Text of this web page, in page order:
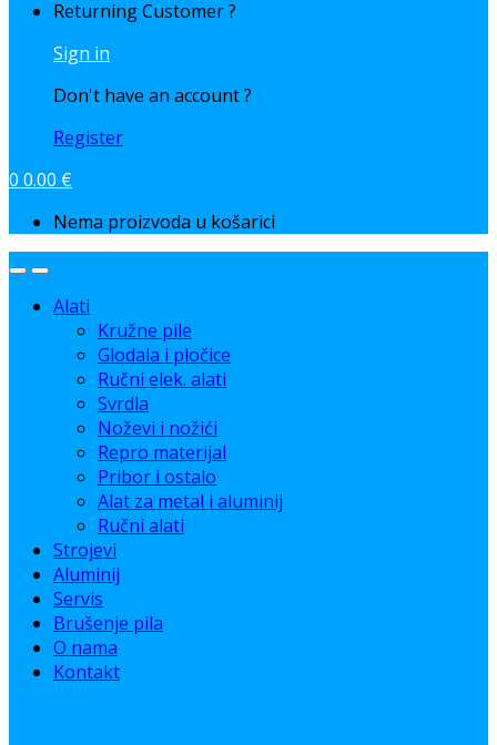
Returning Customer ?
Sign in
Don't have an account ?
Register
0 0.00 €
Nema proizvoda u košarici
Alati
Kružne pile
Glodala i pločice
Ručni elek. alati
Svrdla
Noževi i nožići
Repro materijal
Pribor i ostalo
Alat za metal i aluminij
Ručni alati
Strojevi
Aluminij
Servis
Brušenje pila
O nama
Kontakt